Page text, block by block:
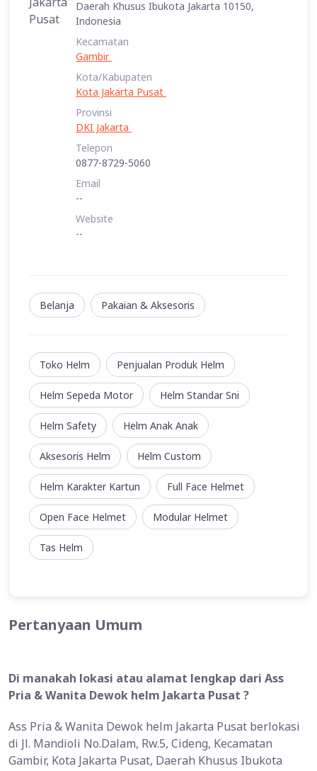
Daerah Khusus Ibukota Jakarta 10150,
Indonesia
Kecamatan
Gambir
Kota/Kabupaten
Kota Jakarta Pusat
Provinsi
DKI Jakarta
Telepon
0877-8729-5060
Email
--
Website
--
Belanja Pakaian & Aksesoris
Toko Helm Penjualan Produk Helm
Helm Sepeda Motor Helm Standar Sni
Helm Safety Helm Anak Anak
Aksesoris Helm Helm Custom
Helm Karakter Kartun Full Face Helmet
Open Face Helmet Modular Helmet
Tas Helm
Pertanyaan Umum
Di manakah lokasi atau alamat lengkap dari Ass
Pria & Wanita Dewok helm Jakarta Pusat ?
Ass Pria & Wanita Dewok helm Jakarta Pusat berlokasi
di Jl. Mandioli No.Dalam, Rw.5, Cideng, Kecamatan
Gambir, Kota Jakarta Pusat, Daerah Khusus Ibukota